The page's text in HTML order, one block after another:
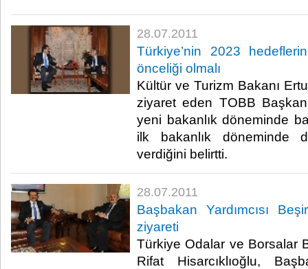
28.07.2011
Türkiye’nin 2023
önceliği olmalı
Kültür ve Turizm Bakanı
ziyaret eden TOBB
yeni bakanlık döneminde
ilk bakanlık döneminde
verdiğini belirtti. ​ ​
28.07.2011
Başbakan Yardımcısı
ziyareti
Türkiye Odalar ve Borsalar
Rifat Hisarcıklıoğlu,